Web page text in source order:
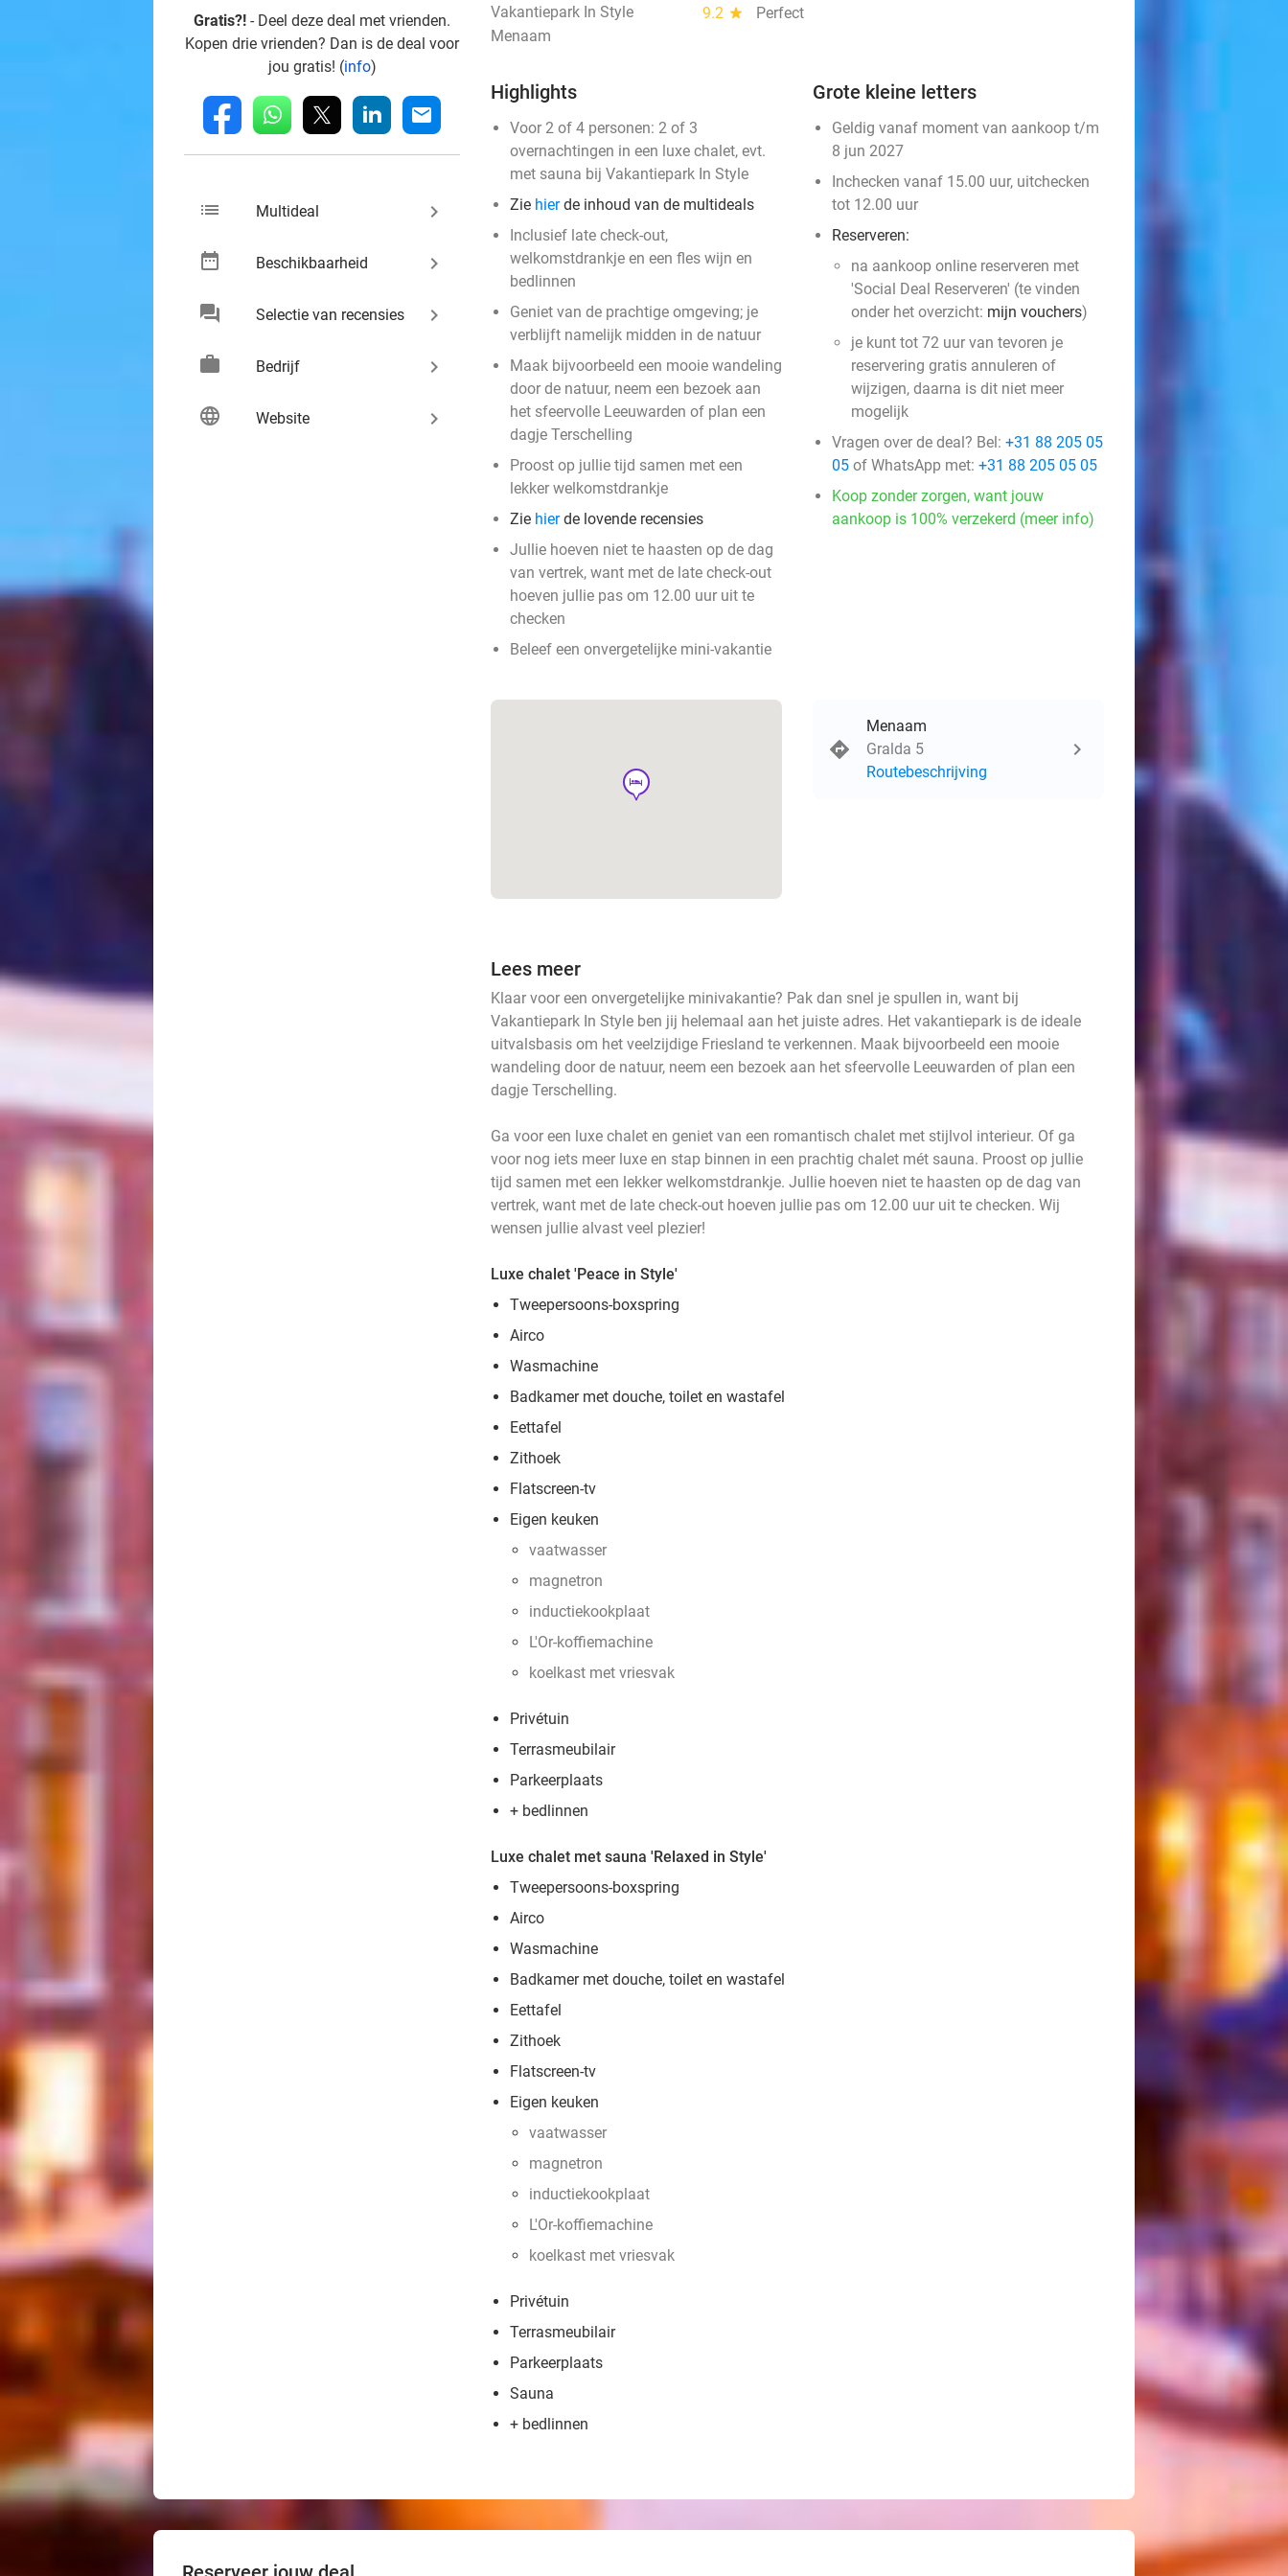
Gratis?! - Deel deze deal met vrienden.
Kopen drie vrienden? Dan is de deal voor
jou gratis! (info)
fb whatsapp linkedin mail
list Multideal keyboard_arrow_right
date_range Beschikbaarheid keyboard_arrow_right
chat Selectie van recensies keyboard_arrow_right
work Bedrijf keyboard_arrow_right
language Website keyboard_arrow_right
Vakantiepark In Style 9.2 star
Perfect
Menaam
Highlights
Voor 2 of 4 personen: 2 of 3
overnachtingen in een luxe chalet, evt.
met sauna bij Vakantiepark In Style
Zie hierde inhoud van de multideals
Inclusief late check-out,
welkomstdrankje en een fles wijn en
bedlinnen
Geniet van de prachtige omgeving; je
verblijft namelijk midden in de natuur
Maak bijvoorbeeld een mooie wandeling
door de natuur, neem een bezoek aan
het sfeervolle Leeuwarden of plan een
dagje Terschelling
Proost op jullie tijd samen met een
lekker welkomstdrankje
Zie hierde lovende recensies
Jullie hoeven niet te haasten op de dag
van vertrek, want met de late check-out
hoeven jullie pas om 12.00 uur uit te
checken
Beleef een onvergetelijke mini-vakantie
Grote kleine letters
Geldig vanaf moment van aankoop t/m
8 jun 2027
Inchecken vanaf 15.00 uur, uitchecken
tot 12.00 uur
Reserveren:
na aankoop online reserveren met
'Social Deal Reserveren' (te vinden
onder het overzicht: mijn vouchers)
je kunt tot 72 uur van tevoren je
reservering gratis annuleren of
wijzigen, daarna is dit niet meer
mogelijk
Vragen over de deal? Bel: +31 88 205 05
05 of WhatsApp met: +31 88 205 05 05
Koop zonder zorgen, want jouw
aankoop is 100% verzekerd (meer info)
hotel
Menaam
Gralda 5
Routebeschrijving
Lees meer
Klaar voor een onvergetelijke minivakantie? Pak dan snel je spullen in, want bij
Vakantiepark In Style ben jij helemaal aan het juiste adres. Het vakantiepark is de ideale
uitvalsbasis om het veelzijdige Friesland te verkennen. Maak bijvoorbeeld een mooie
wandeling door de natuur, neem een bezoek aan het sfeervolle Leeuwarden of plan een
dagje Terschelling.
Ga voor een luxe chalet en geniet van een romantisch chalet met stijlvol interieur. Of ga
voor nog iets meer luxe en stap binnen in een prachtig chalet mét sauna. Proost op jullie
tijd samen met een lekker welkomstdrankje. Jullie hoeven niet te haasten op de dag van
vertrek, want met de late check-out hoeven jullie pas om 12.00 uur uit te checken. Wij
wensen jullie alvast veel plezier!
Luxe chalet 'Peace in Style'
Tweepersoons-boxspring
Airco
Wasmachine
Badkamer met douche, toilet en wastafel
Eettafel
Zithoek
Flatscreen-tv
Eigen keuken
vaatwasser
magnetron
inductiekookplaat
L'Or-koffiemachine
koelkast met vriesvak
Privétuin
Terrasmeubilair
Parkeerplaats
+ bedlinnen
Luxe chalet met sauna 'Relaxed in Style'
Tweepersoons-boxspring
Airco
Wasmachine
Badkamer met douche, toilet en wastafel
Eettafel
Zithoek
Flatscreen-tv
Eigen keuken
vaatwasser
magnetron
inductiekookplaat
L'Or-koffiemachine
koelkast met vriesvak
Privétuin
Terrasmeubilair
Parkeerplaats
Sauna
+ bedlinnen